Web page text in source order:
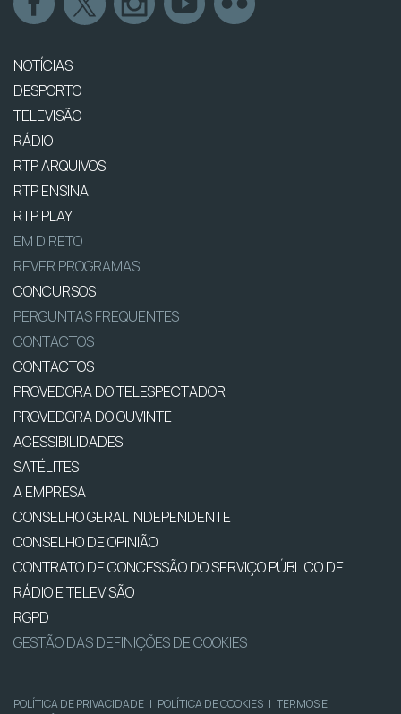
NOTÍCIAS
DESPORTO
TELEVISÃO
RÁDIO
RTP ARQUIVOS
RTP ENSINA
RTP PLAY
EM DIRETO
REVER PROGRAMAS
CONCURSOS
PERGUNTAS FREQUENTES
CONTACTOS
CONTACTOS
PROVEDORA DO TELESPECTADOR
PROVEDORA DO OUVINTE
ACESSIBILIDADES
SATÉLITES
A EMPRESA
CONSELHO GERAL INDEPENDENTE
CONSELHO DE OPINIÃO
CONTRATO DE CONCESSÃO DO SERVIÇO PÚBLICO DE
RÁDIO E TELEVISÃO
RGPD
GESTÃO DAS DEFINIÇÕES DE COOKIES
POLÍTICA DE PRIVACIDADE | POLÍTICA DE COOKIES | TERMOS E